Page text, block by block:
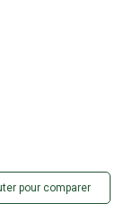
pour comparer